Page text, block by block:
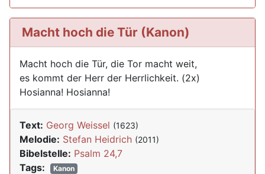
Macht hoch die Tür (Kanon)
Macht hoch die Tür, die Tor macht weit,
es kommt der Herr der Herrlichkeit. (2x)
Hosianna! Hosianna!
Text: Georg Weissel (1623)
Melodie: Stefan Heidrich (2011)
Bibelstelle: Psalm 24,7
Tags:
Kanon